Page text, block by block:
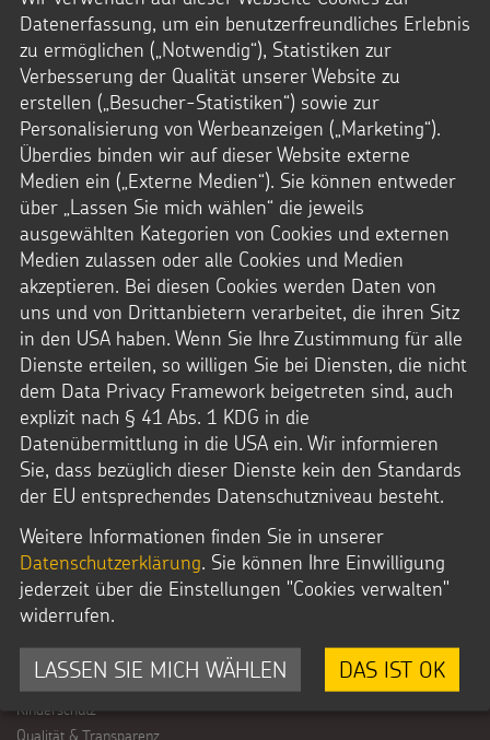
IBAN: DE95 3706 0193 0000 0010 31
BIC: GENODED1PAX
Pax-Bank für Kirche und Caritas eG
Das Kindermissionswerk Die Sternsinger e.V.
ist laut letztem Bescheid des Finanzamts
Aachen-Stadt nach §5 Abs. 1 Nr. 9 KStg.
unter der Steuernummer 201/5902/3626
von der Körperschaftssteuer befreit.
Zum Freistellungsbescheid
STERNSINGEN
Vorlagen, Lieder, Praktische Hilfen
Sternsinger-Material
Tipps und Anregungen
Hintergründe und Empfehlungen
Fotoausstellung
ÜBER UNS
Wer wir sind
Vision und Strategie
Kinderschutz
Qualität & Transparenz
Datenerfassung, um ein benutzerfreundliches Erlebnis
zu ermöglichen („Notwendig“), Statistiken zur
Verbesserung der Qualität unserer Website zu
erstellen („Besucher-Statistiken“) sowie zur
Personalisierung von Werbeanzeigen („Marketing“).
Überdies binden wir auf dieser Website externe
Medien ein („Externe Medien“). Sie können entweder
über „Lassen Sie mich wählen“ die jeweils
ausgewählten Kategorien von Cookies und externen
Medien zulassen oder alle Cookies und Medien
akzeptieren. Bei diesen Cookies werden Daten von
uns und von Drittanbietern verarbeitet, die ihren Sitz
in den USA haben. Wenn Sie Ihre Zustimmung für alle
Dienste erteilen, so willigen Sie bei Diensten, die nicht
dem Data Privacy Framework beigetreten sind, auch
explizit nach § 41 Abs. 1 KDG in die
Datenübermittlung in die USA ein. Wir informieren
Sie, dass bezüglich dieser Dienste kein den Standards
der EU entsprechendes Datenschutzniveau besteht.
Weitere Informationen finden Sie in unserer
Datenschutzerklärung. Sie können Ihre Einwilligung
jederzeit über die Einstellungen "Cookies verwalten"
widerrufen.
LASSEN SIE MICH WÄHLEN DAS IST OK